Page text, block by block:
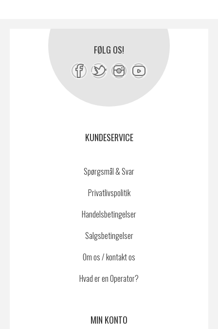
FØLG OS!
KUNDESERVICE
Spørgsmål & Svar
Privatlivspolitik
Handelsbetingelser
Salgsbetingelser
Om os / kontakt os
Hvad er en Operator?
MIN KONTO